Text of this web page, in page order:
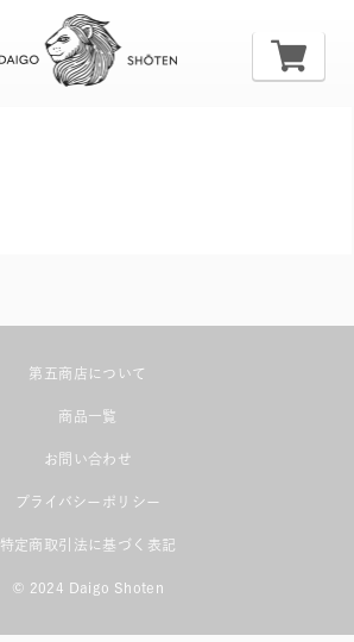
第五商店について
商品一覧
お問い合わせ
プライバシーポリシー
特定商取引法に基づく表記
© 2024 Daigo Shoten